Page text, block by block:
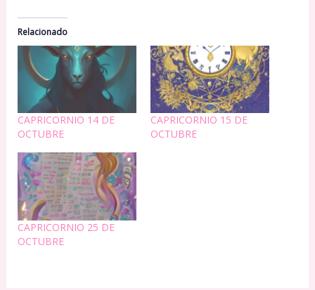
Relacionado
CAPRICORNIO 14 DE
OCTUBRE
CAPRICORNIO 15 DE
OCTUBRE
CAPRICORNIO 25 DE
OCTUBRE